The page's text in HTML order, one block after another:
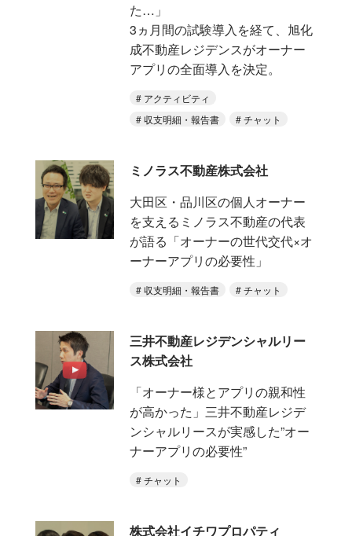
た…」
3ヵ月間の試験導入を経て、旭化
成不動産レジデンスがオーナー
アプリの全面導入を決定。
アクティビティ
収支明細・報告書
チャット
ミノラス不動産株式会社
大田区・品川区の個人オーナー
を支えるミノラス不動産の代表
が語る「オーナーの世代交代×オ
ーナーアプリの必要性」
収支明細・報告書 チャット
三井不動産レジデンシャルリー
ス株式会社
「オーナー様とアプリの親和性
が高かった」三井不動産レジデ
ンシャルリースが実感した”オー
ナーアプリの必要性”
チャット
株式会社イチワプロパティ